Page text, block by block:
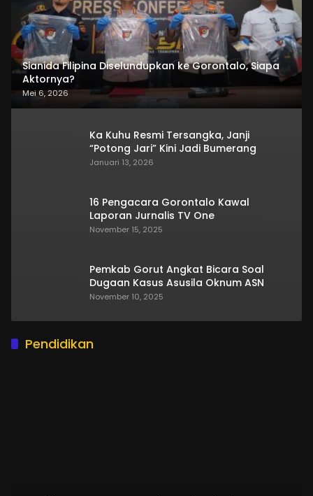
Sianida Filipina Diselundupkan ke Gorontalo, Siapa
Aktornya?
Mei 6, 2026
Ka Kuhu Resmi Tersangka, Janji
“Potong Jari” Kini Jadi Bumerang
Januari 13, 2026
16 Pengacara Gorontalo Kawal
Laporan Jurnalis TV One
November 15, 2025
Pemkab Gorut Angkat Bicara Soal
Dugaan Kasus Asusila Oknum ASN
November 10, 2025
Pendidikan